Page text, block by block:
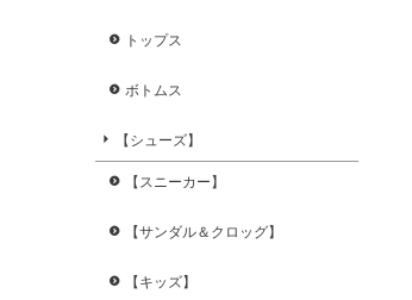
トップス
ボトムス
【シューズ】
【スニーカー】
【サンダル＆クロッグ】
【キッズ】